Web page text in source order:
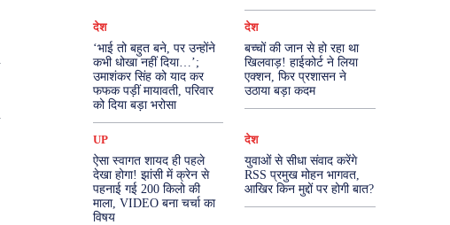
देश
‘भाई तो बहुत बने, पर उन्होंने
कभी धोखा नहीं दिया…’;
उमाशंकर सिंह को याद कर
फफक पड़ीं मायावती, परिवार
को दिया बड़ा भरोसा
देश
बच्चों की जान से हो रहा था
खिलवाड़! हाईकोर्ट ने लिया
एक्शन, फिर प्रशासन ने
उठाया बड़ा कदम
UP
ऐसा स्वागत शायद ही पहले
देखा होगा! झांसी में क्रेन से
पहनाई गई 200 किलो की
माला, VIDEO बना चर्चा का
विषय
देश
युवाओं से सीधा संवाद करेंगे
RSS प्रमुख मोहन भागवत,
आखिर किन मुद्दों पर होगी बात?